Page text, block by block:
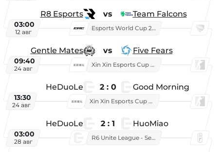
R8 Esports vs Team Falcons
03:00
12 авг
Esports World Cup 2026
Gentle Mates vs Five Fears
09:40
24 авг
Xin Xin Esports Cup 2025
HeDuoLe 2 : 0 Good Morning
13:30
24 авг
Xin Xin Esports Cup 2026
HeDuoLe 2 : 1 HuoMiao
03:00
28 авг
R6 Unite League - Season 1